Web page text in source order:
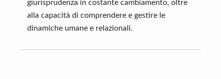
giurisprudenza in costante cambiamento, oltre
alla capacità di comprendere e gestire le
dinamiche umane e relazionali.